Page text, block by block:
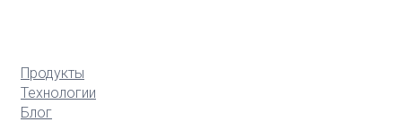
Продукты
Технологии
Блог